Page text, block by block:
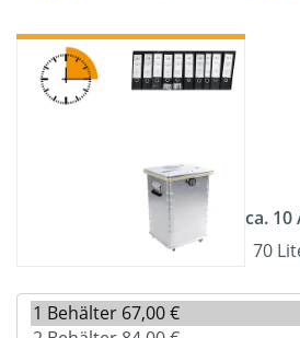
ca.
70